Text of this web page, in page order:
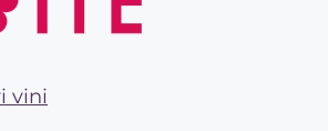
vini